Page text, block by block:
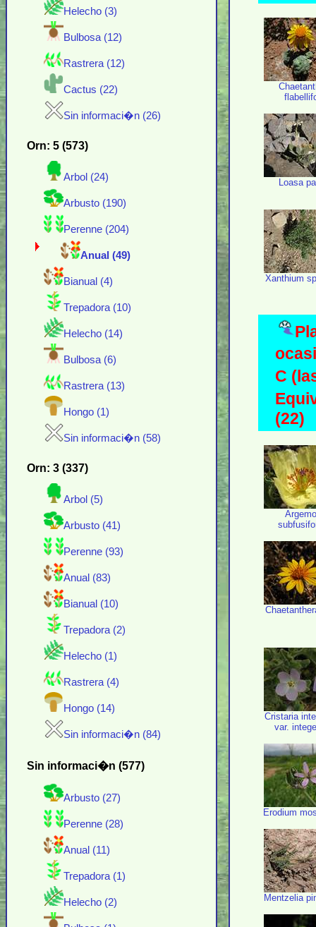
Helecho (3)
Bulbosa (12)
Rastrera (12)
Cactus (22)
Sin informaci�n (26)
Orn: 5 (573)
Arbol (24)
Arbusto (190)
Perenne (204)
Anual (49)
Bianual (4)
Trepadora (10)
Helecho (14)
Bulbosa (6)
Rastrera (13)
Hongo (1)
Sin informaci�n (58)
Orn: 3 (337)
Arbol (5)
Arbusto (41)
Perenne (93)
Anual (83)
Bianual (10)
Trepadora (2)
Helecho (1)
Rastrera (4)
Hongo (14)
Sin informaci�n (84)
Sin informaci�n (577)
Arbusto (27)
Perenne (28)
Anual (11)
Trepadora (1)
Helecho (2)
Loasa
Xanthium
C
(22)
Cristaria
var.
Erodium
Mentzelia